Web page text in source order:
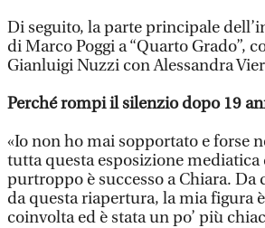
Di seguito, la parte principale
di Marco Poggi a “Quarto Grado”,
Gianluigi Nuzzi con Alessandra
Perché rompi il silenzio dopo 19
«Io non ho mai sopportato e forse
tutta questa esposizione
purtroppo è successo a Chiara. Da
da questa riapertura, la mia figura
coinvolta ed è stata un po’ più